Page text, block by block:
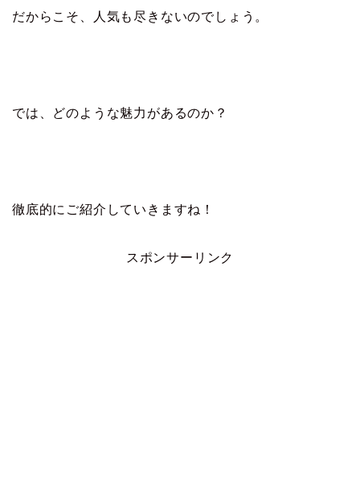
だからこそ、人気も尽きないのでしょう。
では、どのような魅力があるのか？
徹底的にご紹介していきますね！
スポンサーリンク